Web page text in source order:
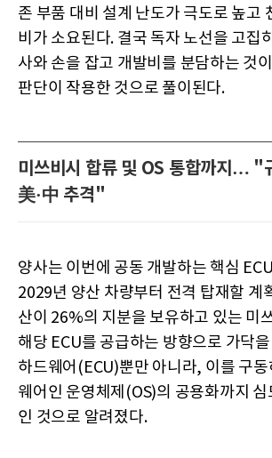
존 부품 대비 설계 난도가 극도로 높고
비가 소요된다. 결국 독자 노선을 고집
사와 손을 잡고 개발비를 분담하는 것
판단이 작용한 것으로 풀이된다.
미쓰비시 합류 및 OS 통합까지… "
美·中 추격"
양사는 이번에 공동 개발하는 핵심
2029년 양산 차량부터 전격 탑재할 계
산이 26%의 지분을 보유하고 있는 미
해당 ECU를 공급하는 방향으로 가닥
하드웨어(ECU)뿐만 아니라, 이를 구
웨어인 운영체제(OS)의 공용화까지 심
인 것으로 알려졌다.